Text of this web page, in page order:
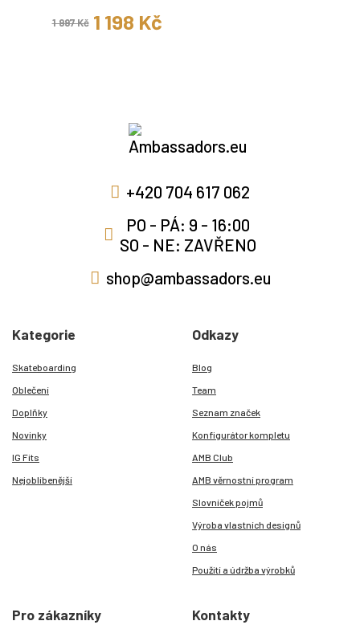
1 997 Kč 1 198 Kč
+420 704 617 062
PO - PÁ: 9 - 16:00
SO - NE: ZAVŘENO
shop@ambassadors.eu
Kategorie
Skateboarding
Oblečení
Doplňky
Novinky
IG Fits
Nejoblíbenější
Odkazy
Blog
Team
Seznam značek
Konfigurátor kompletu
AMB Club
AMB věrnostní program
Slovníček pojmů
Výroba vlastních designů
O nás
Použití a údržba výrobků
Pro zákazníky Kontakty